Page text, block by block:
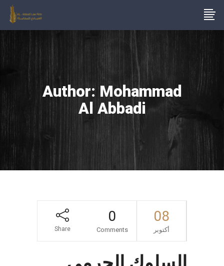
Author: Mohammad
Al Abbadi
08
أكتوبر
0
Comments
Share